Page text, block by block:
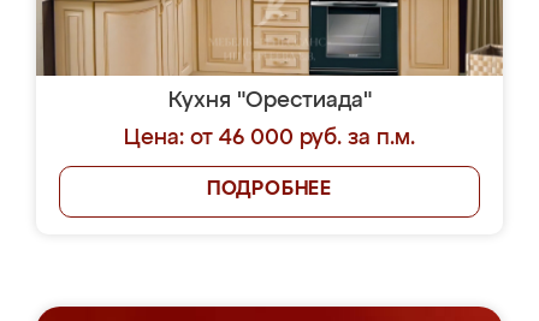
Кухня "Орестиада"
Цена: от 46 000 руб. за п.м.
ПОДРОБНЕЕ